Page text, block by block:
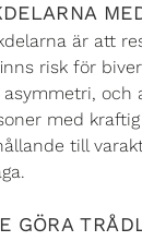
är att
risk för
och
med
till
GÖRA